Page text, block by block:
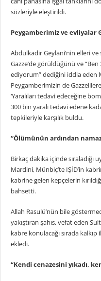
sözleriyle eleştirildi.
Peygamberimiz ve evliyalar
Abdulkadir Geylani’nin elleri
Gazze’de görüldüğünü ve
ediyorum” dediğini iddia eden
Peygamberimizin de
‘Yaralıları tedavi edeceğine
300 bin yaralı tedavi edene
tepkileriyle karşılık buldu.
“Ölümünün ardından
Birkaç dakika içinde
Mardini, Münbiç’te IŞİD’in
kabrine gelen kepçelerin
bahsetti.
Allah Rasulü’nün bile
yakıştıran şahıs, vefat eden
kabre konulacağı sırada kalkıp
ekledi.
“Kendi cenazesini yıkadı,